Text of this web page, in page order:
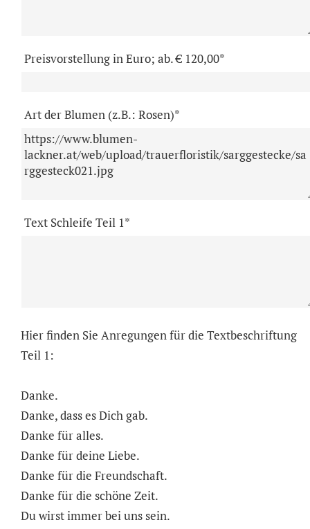
Preisvorstellung in Euro; ab. € 120,00*
Art der Blumen (z.B.: Rosen)*
Text Schleife Teil 1*
Hier finden Sie Anregungen für die Textbeschriftung
Teil 1:
Danke.
Danke, dass es Dich gab.
Danke für alles.
Danke für deine Liebe.
Danke für die Freundschaft.
Danke für die schöne Zeit.
Du wirst immer bei uns sein.